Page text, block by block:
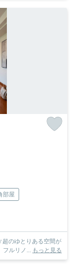
部屋
超のゆとりある空間が
フルリノ... もっと見る